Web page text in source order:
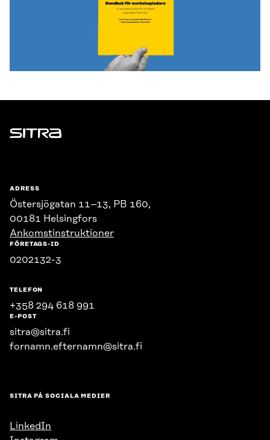
Sitra
ADRESS
Östersjögatan 11–13, PB 160,
00181 Helsingfors
Ankomstinstruktioner
FÖRETAGS-ID
0202132-3
TELEFON
+358 294 618 991
E-POST
sitra@sitra.fi
fornamn.efternamn@sitra.fi
SITRA PÅ SOCIALA MEDIER
LinkedIn